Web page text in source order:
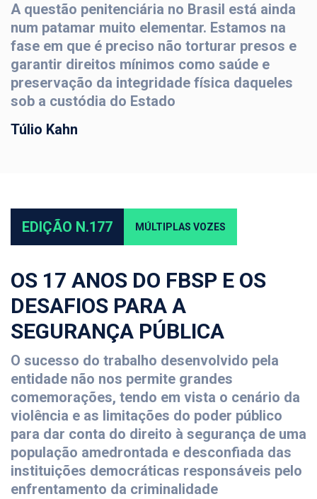
A questão penitenciária no Brasil está ainda
num patamar muito elementar. Estamos na
fase em que é preciso não torturar presos e
garantir direitos mínimos como saúde e
preservação da integridade física daqueles
sob a custódia do Estado
Túlio Kahn
EDIÇÃO N.177 MÚLTIPLAS VOZES
OS 17 ANOS DO FBSP E OS
DESAFIOS PARA A
SEGURANÇA PÚBLICA
O sucesso do trabalho desenvolvido pela
entidade não nos permite grandes
comemorações, tendo em vista o cenário da
violência e as limitações do poder público
para dar conta do direito à segurança de uma
população amedrontada e desconfiada das
instituições democráticas responsáveis pelo
enfrentamento da criminalidade